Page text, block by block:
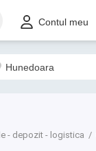
Contul meu
- depozit - logistica